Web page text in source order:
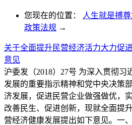
您现在的位置： 人生就是搏
政策法规 →
关于全面提升民营经济活力大力促
意见
沪委发（2018）27号 为深入贯彻习
发展的重要指示精神和党中央决策
济发展，促进民营企业做强做优，
改善民生、促进创新，现就全面提
营经济健康发展提出如下意见。一